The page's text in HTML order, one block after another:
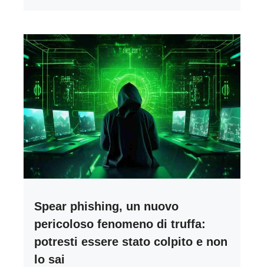
Spear phishing, un nuovo
pericoloso fenomeno di truffa:
potresti essere stato colpito e non
lo sai